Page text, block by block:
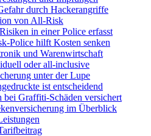
durch Hackerangriffe
von All-Risk
in einer Police erfasst
Police hilft Kosten senken
und Warenwirtschaft
oder all-inclusive
unter der Lupe
ist entscheidend
bei Graffiti-Schäden versichert
im Überblick